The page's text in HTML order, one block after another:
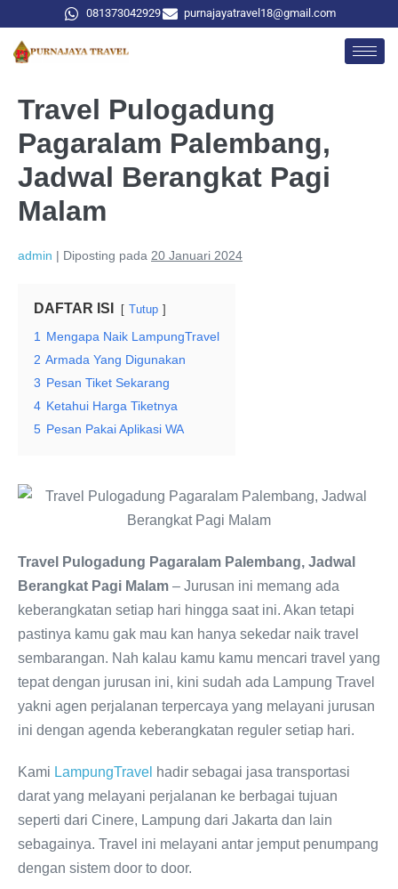
081373042929 purnajayatravel18@gmail.com
Travel Pulogadung
Pagaralam Palembang,
Jadwal Berangkat Pagi
Malam
admin | Diposting pada 20 Januari 2024
DAFTAR ISI Tutup
1
Mengapa Naik LampungTravel
2 Armada Yang Digunakan
3 Pesan Tiket Sekarang
4 Ketahui Harga Tiketnya
5 Pesan Pakai Aplikasi WA
Travel Pulogadung Pagaralam Palembang, Jadwal
Berangkat Pagi Malam – Jurusan ini memang ada
keberangkatan setiap hari hingga saat ini. Akan tetapi
pastinya kamu gak mau kan hanya sekedar naik travel
sembarangan. Nah kalau kamu kamu mencari travel yang
tepat dengan jurusan ini, kini sudah ada Lampung Travel
yakni agen perjalanan terpercaya yang melayani jurusan
ini dengan agenda keberangkatan reguler setiap hari.
Kami LampungTravel hadir sebagai jasa transportasi
darat yang melayani perjalanan ke berbagai tujuan
seperti dari Cinere, Lampung dari Jakarta dan lain
sebagainya. Travel ini melayani antar jemput penumpang
dengan sistem door to door.